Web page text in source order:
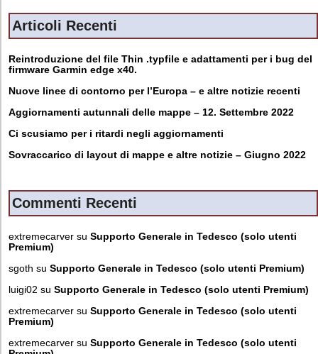
Articoli Recenti
Reintroduzione del file Thin .typfile e adattamenti per i bug del
firmware Garmin edge x40.
Nuove linee di contorno per l’Europa – e altre notizie recenti
Aggiornamenti autunnali delle mappe – 12. Settembre 2022
Ci scusiamo per i ritardi negli aggiornamenti
Sovraccarico di layout di mappe e altre notizie – Giugno 2022
Commenti Recenti
extremecarver su Supporto Generale in Tedesco (solo utenti
Premium)
sgoth su Supporto Generale in Tedesco (solo utenti Premium)
luigi02 su Supporto Generale in Tedesco (solo utenti Premium)
extremecarver su Supporto Generale in Tedesco (solo utenti
Premium)
extremecarver su Supporto Generale in Tedesco (solo utenti